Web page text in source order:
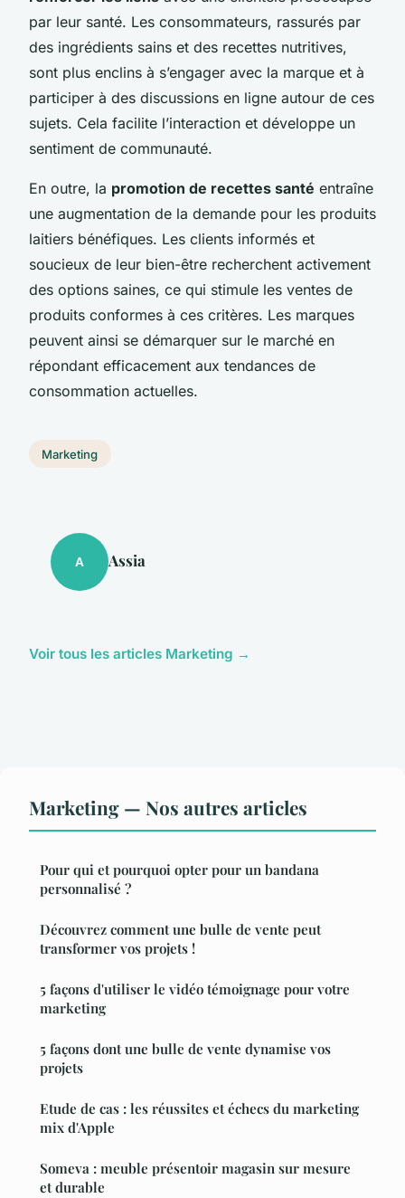
par leur santé. Les consommateurs, rassurés par
des ingrédients sains et des recettes nutritives,
sont plus enclins à s’engager avec la marque et à
participer à des discussions en ligne autour de ces
sujets. Cela facilite l’interaction et développe un
sentiment de communauté.
En outre, la promotion de recettes santé entraîne
une augmentation de la demande pour les produits
laitiers bénéfiques. Les clients informés et
soucieux de leur bien-être recherchent activement
des options saines, ce qui stimule les ventes de
produits conformes à ces critères. Les marques
peuvent ainsi se démarquer sur le marché en
répondant efficacement aux tendances de
consommation actuelles.
Marketing
A Assia
Voir tous les articles Marketing →
Marketing — Nos autres articles
Pour qui et pourquoi opter pour un bandana
personnalisé ?
Découvrez comment une bulle de vente peut
transformer vos projets !
5 façons d'utiliser le vidéo témoignage pour votre
marketing
5 façons dont une bulle de vente dynamise vos
projets
Etude de cas : les réussites et échecs du marketing
mix d'Apple
Someva : meuble présentoir magasin sur mesure
et durable